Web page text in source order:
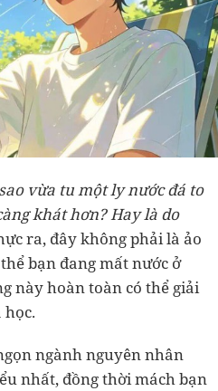
vừa tu một ly nước đá to
khát hơn? Hay là do
ra, đây không phải là ảo
bạn đang mất nước ở
này hoàn toàn có thể giải
ngành nguyên nhân
nhất, đồng thời mách bạn